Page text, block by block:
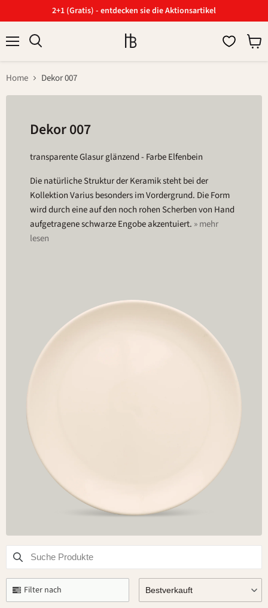
2+1 (Gratis) - entdecken sie die Aktionsartikel
Home Dekor 007
Dekor 007
transparente Glasur glänzend - Farbe Elfenbein
Die natürliche Struktur der Keramik steht bei der
Kollektion Varius besonders im Vordergrund. Die Form
wird durch eine auf den noch rohen Scherben von Hand
aufgetragene schwarze Engobe akzentuiert. » mehr
lesen
Suche Produkte
Use this input to search products in this collection.
Filter nach Bestverkauft